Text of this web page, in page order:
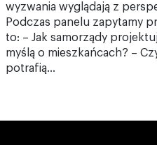
wyzwania wyglądają z
Podczas panelu zapytamy
to: – Jak samorządy
myślą o mieszkańcach? –
potrafią…